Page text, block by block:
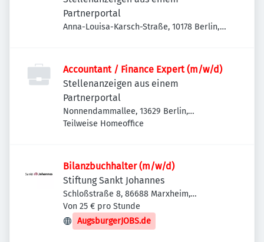
Partnerportal
Anna-Louisa-Karsch-Straße, 10178 Berlin,
Accountant / Finance Expert (m/w/d)
Stellenanzeigen aus einem
Partnerportal
Nonnendammallee, 13629 Berlin,
Deutschland
Teilweise Homeoffice
Bilanzbuchhalter (m/w/d)
Stiftung Sankt Johannes
Schloßstraße 8, 86688 Marxheim,
Deutschland
Von 25 € pro Stunde
AugsburgerJOBS.de